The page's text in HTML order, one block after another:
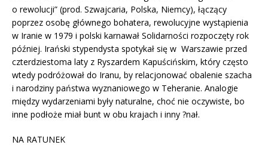
o rewolucji” (prod. Szwajcaria, Polska, Niemcy), łączący
poprzez osobę głównego bohatera, rewolucyjne wystąpienia
w Iranie w 1979 i polski karnawał Solidarności rozpoczęty rok
później. Irański stypendysta spotykał się w Warszawie przed
czterdziestoma laty z Ryszardem Kapuścińskim, który często
wtedy podróżował do Iranu, by relacjonować obalenie szacha
i narodziny państwa wyznaniowego w Teheranie. Analogie
między wydarzeniami były naturalne, choć nie oczywiste, bo
inne podłoże miał bunt w obu krajach i inny ?nał.
NA RATUNEK